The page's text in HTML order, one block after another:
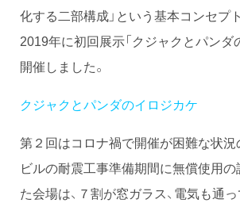
化する二部構成」という基本コンセプ
2019年に初回展示「クジャクとパンダ
開催しました。
クジャクとパンダのイロジカケ
第２回はコロナ禍で開催が困難な状況
ビルの耐震工事準備期間に無償使用
た会場は、７割が窓ガラス、電気も通